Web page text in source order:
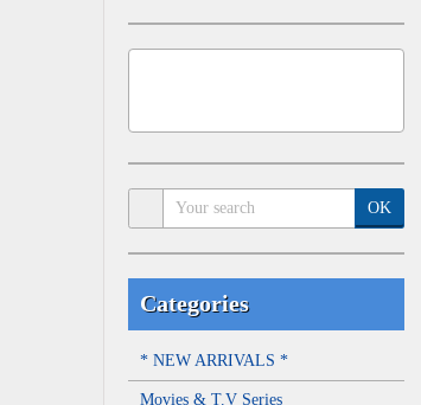
OK
Categories
* NEW ARRIVALS *
Movies & T.V Series